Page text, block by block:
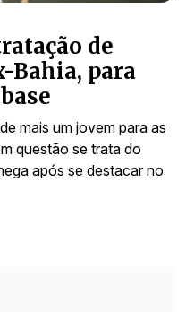
de
Bahia, para
mais um jovem para as
questão se trata do
após se destacar no